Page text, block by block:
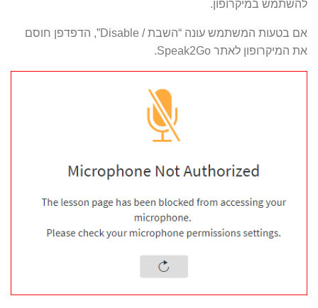
להשתמש במיקרופון.
אם בטעות המשתמש עונה “השבת / Disable”, הדפדפן חוסם
את המיקרופון לאתר Speak2Go.